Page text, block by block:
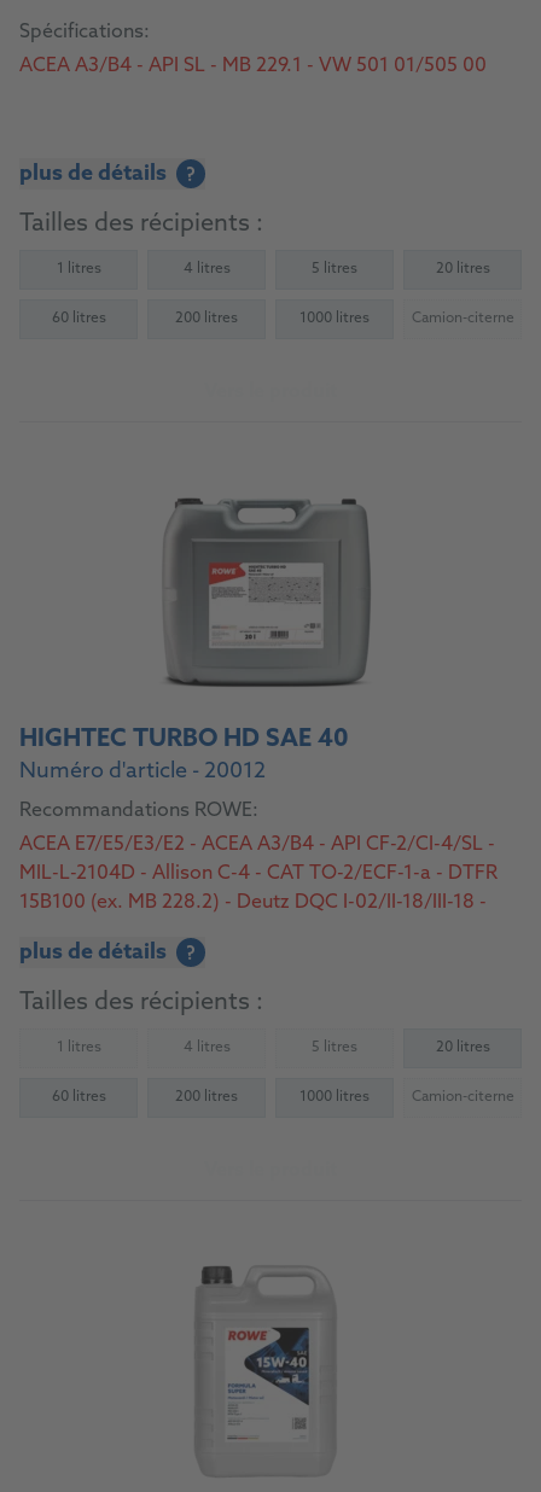
Spécifications:
ACEA A3/B4 - API SL - MB 229.1 - VW 501 01/505 00
plus de détails ?
Tailles des récipients :
1 litres 4 litres 5 litres 20 litres
60 litres 200 litres 1000 litres Camion-citerne
(Not
HIGHTEC TURBO HD SAE 40
Numéro d'article - 20012
Recommandations ROWE:
ACEA E7/E5/E3/E2 - ACEA A3/B4 - API CF-2/CI-4/SL -
MIL-L-2104D - Allison C-4 - CAT TO-2/ECF-1-a - DTFR
15B100 (ex. MB 228.2) - Deutz DQC I-02/II-18/III-18 -
VDS/VDS-2/VDS-3
plus de détails ?
Tailles des récipients :
1 litres(Not available) 4 litres(Not available) 5 litres(Not available) 20 litres
60 litres 200 litres 1000 litres Camion-citerne
(Not